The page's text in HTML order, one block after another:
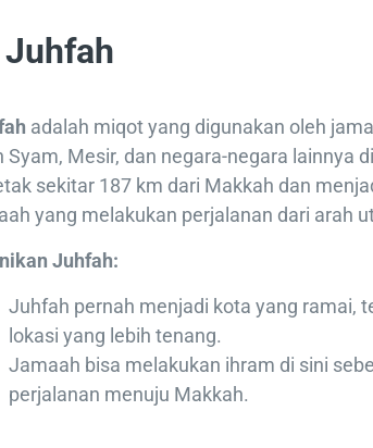
Juhfah
adalah miqot yang digunakan oleh
Syam, Mesir, dan negara-negara lainnya
sekitar 187 km dari Makkah dan
yang melakukan perjalanan dari arah
Juhfah:
Juhfah pernah menjadi kota yang ramai,
lokasi yang lebih tenang.
Jamaah bisa melakukan ihram di sini
perjalanan menuju Makkah.